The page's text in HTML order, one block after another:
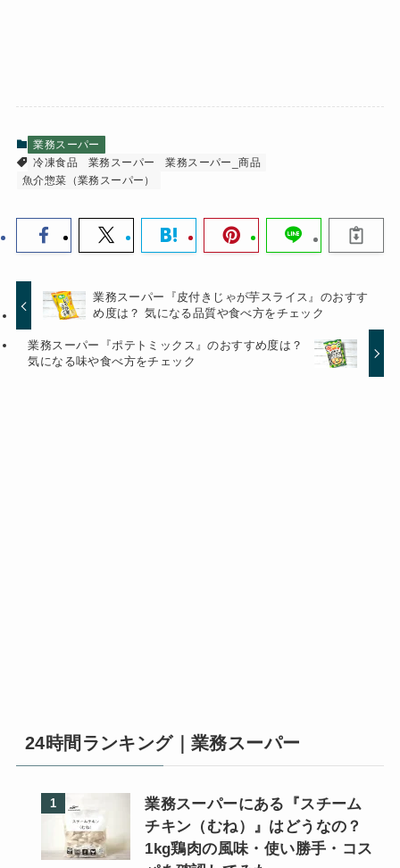
業務スーパー
冷凍食品
業務スーパー
業務スーパー_商品
魚介惣菜（業務スーパー）
業務スーパー『皮付きじゃが芋スライス』のおすす
め度は？ 気になる品質や食べ方をチェック
業務スーパー『ポテトミックス』のおすすめ度は？
気になる味や食べ方をチェック
24時間ランキング｜業務スーパー
業務スーパーにある『スチーム
チキン（むね）』はどうなの？
1kg鶏肉の風味・使い勝手・コス